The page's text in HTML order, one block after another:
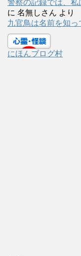
警察の記録では、
に 名無しさん より
九官鳥は名前を知っ
にほんブログ村